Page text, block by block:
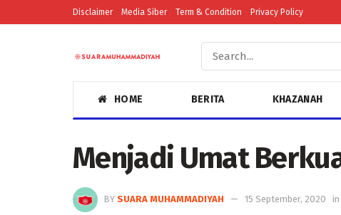
Disclaimer Media Siber Term & Condition Privacy Policy
HOME BERITA KHAZANAH
Menjadi Umat
BY SUARA MUHAMMADIYAH 15 September, 2020 in